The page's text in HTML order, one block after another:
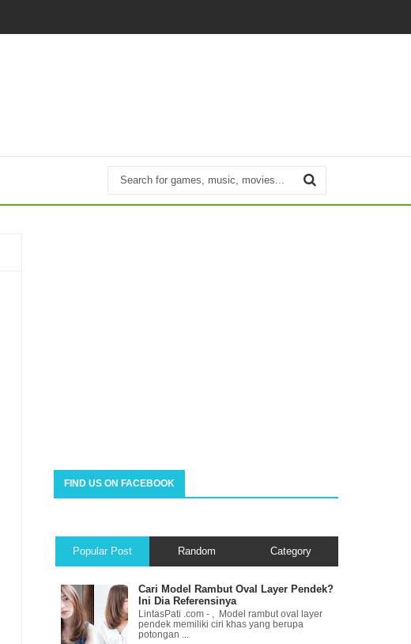
FIND US ON FACEBOOK
Popular Post Random Category
Cari Model Rambut Oval Layer Pendek?
Ini Dia Referensinya
LintasPati .com - , Model rambut oval layer
pendek memiliki ciri khas yang berupa
potongan ...